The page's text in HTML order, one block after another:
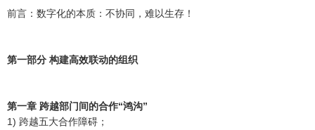
前言：数字化的本质：不协同，难以生存！
第一部分 构建高效联动的组织
第一章 跨越部门间的合作“鸿沟”
1) 跨越五大合作障碍；